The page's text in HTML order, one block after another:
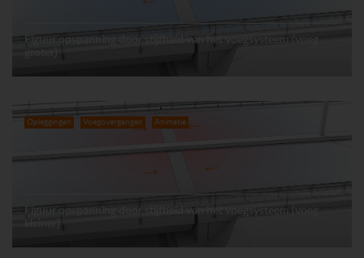
Figuur opspanning door stijfheid van het voegsysteem (voeg
Opleggingen Voegovergangen Animatie
Figuur opspanning door stijfheid van het voegsysteem (voeg